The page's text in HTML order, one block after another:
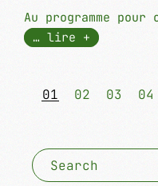
Au programme
… lire +
01 02 03 04